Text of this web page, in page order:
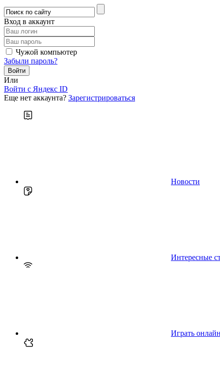
Вход в аккаунт
Чужой компьютер
Забыли пароль?
Или
Войти c Яндекс ID
Еще нет аккаунта? Зарегистрироваться
Новости
Интересные
Играть онлайн